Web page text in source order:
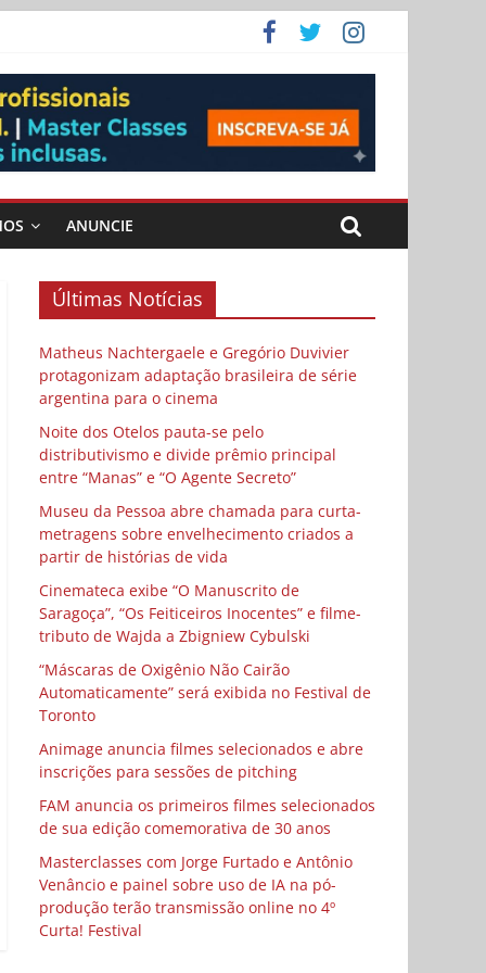
vida
ANUNCIE
Últimas Notícias
Matheus Nachtergaele e Gregório Duvivier
protagonizam adaptação brasileira de série
argentina para o cinema
Noite dos Otelos pauta-se pelo
distributivismo e divide prêmio principal
entre “Manas” e “O Agente Secreto”
Museu da Pessoa abre chamada para curta-
metragens sobre envelhecimento criados a
partir de histórias de vida
Cinemateca exibe “O Manuscrito de
Saragoça”, “Os Feiticeiros Inocentes” e filme-
tributo de Wajda a Zbigniew Cybulski
“Máscaras de Oxigênio Não Cairão
Automaticamente” será exibida no Festival de
Toronto
Animage anuncia filmes selecionados e abre
inscrições para sessões de pitching
FAM anuncia os primeiros filmes selecionados
de sua edição comemorativa de 30 anos
Masterclasses com Jorge Furtado e Antônio
Venâncio e painel sobre uso de IA na pó-
produção terão transmissão online no 4º
Curta! Festival